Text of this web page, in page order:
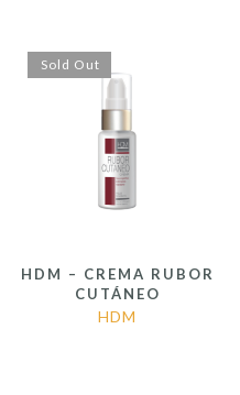
Sold Out
HDM – CREMA RUBOR
CUTÁNEO
HDM